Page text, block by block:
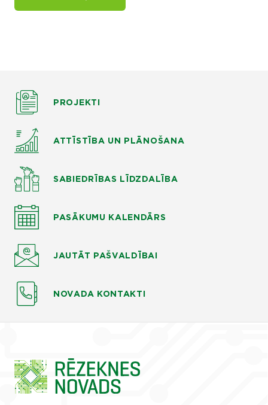
PROJEKTI
ATTĪSTĪBA UN PLĀNOŠANA
SABIEDRĪBAS LĪDZDALĪBA
PASĀKUMU KALENDĀRS
JAUTĀT PAŠVALDĪBAI
NOVADA KONTAKTI